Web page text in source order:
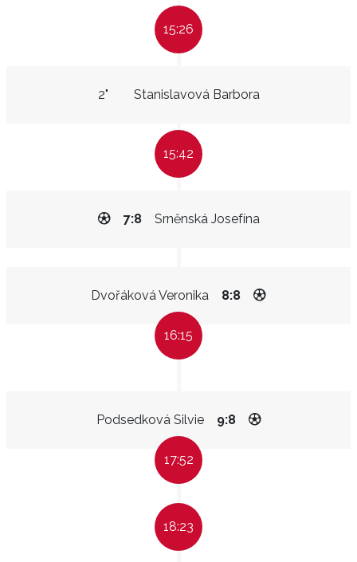
15:26
Stanislavová Barbora
2"
15:42
Srněnská Josefína
7:8
Dvořáková Veronika 8:8
16:15
Podsedková Silvie 9:8
17:52
18:23